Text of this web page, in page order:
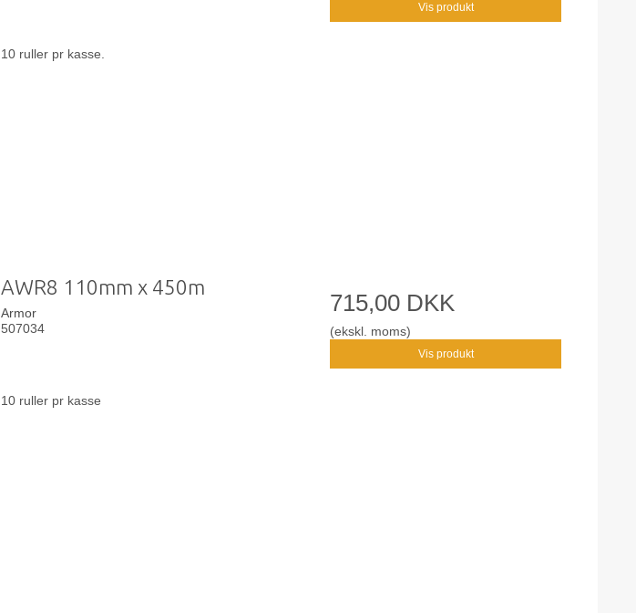
10 ruller pr kasse.
Vis produkt
AWR8 110mm x 450m
Armor
507034
10 ruller pr kasse
715,00 DKK
(ekskl. moms)
Vis produkt